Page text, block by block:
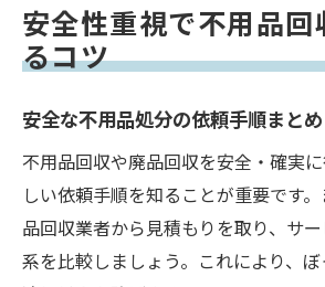
安全性重視で不用品回
るコツ
安全な不用品処分の依頼手順まとめ
不用品回収や廃品回収を安全・確実
しい依頼手順を知ることが重要です
品回収業者から見積もりを取り、サ
系を比較しましょう。これにより、